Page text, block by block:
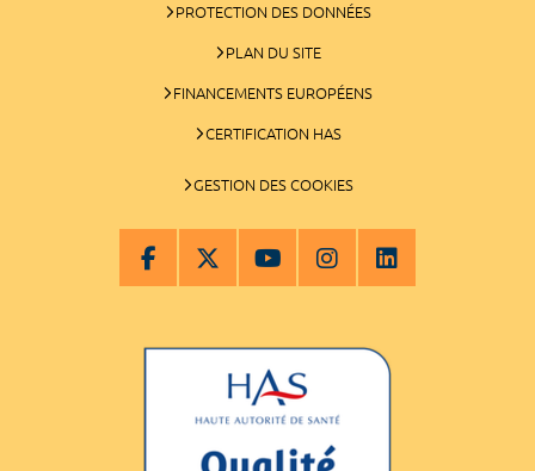
PROTECTION DES DONNÉES
PLAN DU SITE
FINANCEMENTS EUROPÉENS
CERTIFICATION HAS
GESTION DES COOKIES